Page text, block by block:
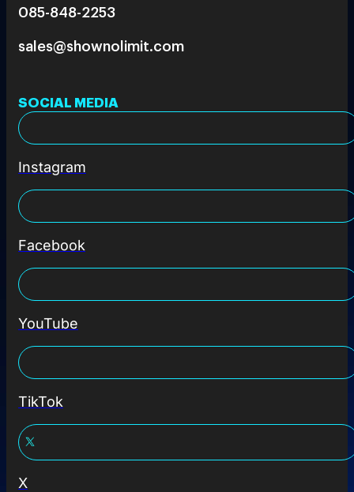
085-848-2253
sales@shownolimit.com
SOCIAL MEDIA
Instagram
Facebook
YouTube
TikTok
X